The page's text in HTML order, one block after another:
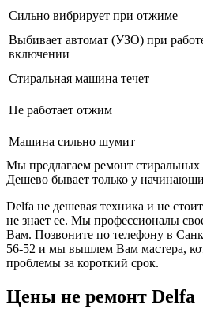
Сильно вибрирует при отжиме
Выбивает автомат (УЗО) при
включении
Стиральная машина течет
Не работает отжим
Машина сильно шумит
Мы предлагаем ремонт
Дешево бывает только у
Delfa не дешевая техника и не
не знает ее. Мы профессионалы
Вам. Позвоните по телефону в
56-52 и мы вышлем Вам мастера,
проблемы за короткий срок.
Цены не ремонт Delfa